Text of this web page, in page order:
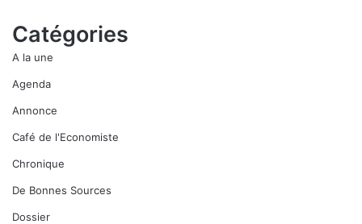
Catégories
A la une
Agenda
Annonce
Café de l'Economiste
Chronique
De Bonnes Sources
Dossier